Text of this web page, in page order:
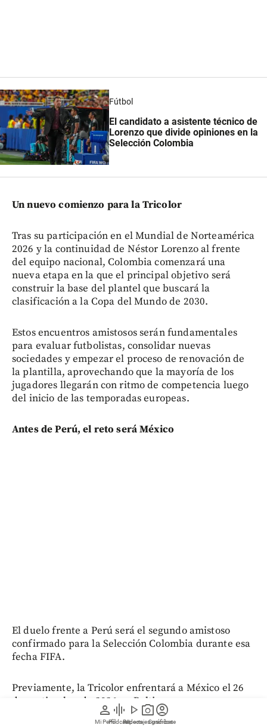
person
Mi Perfil
graphic_eq
Pódcast
play_arrow
Videos
photo_camera
Reportajes gráficos
account_circle
Suscríbete
Fútbol
El candidato a asistente técnico de
Lorenzo que divide opiniones en la
Selección Colombia
Un nuevo comienzo para la Tricolor
Tras su participación en el Mundial de Norteamérica
2026 y la continuidad de Néstor Lorenzo al frente
del equipo nacional, Colombia comenzará una
nueva etapa en la que el principal objetivo será
construir la base del plantel que buscará la
clasificación a la Copa del Mundo de 2030.
Estos encuentros amistosos serán fundamentales
para evaluar futbolistas, consolidar nuevas
sociedades y empezar el proceso de renovación de
la plantilla, aprovechando que la mayoría de los
jugadores llegarán con ritmo de competencia luego
del inicio de las temporadas europeas.
Antes de Perú, el reto será México
El duelo frente a Perú será el segundo amistoso
confirmado para la Selección Colombia durante esa
fecha FIFA.
Previamente, la Tricolor enfrentará a México el 26
de septiembre de 2026 en Baltimore, un
compromiso que también despierta expectativa por